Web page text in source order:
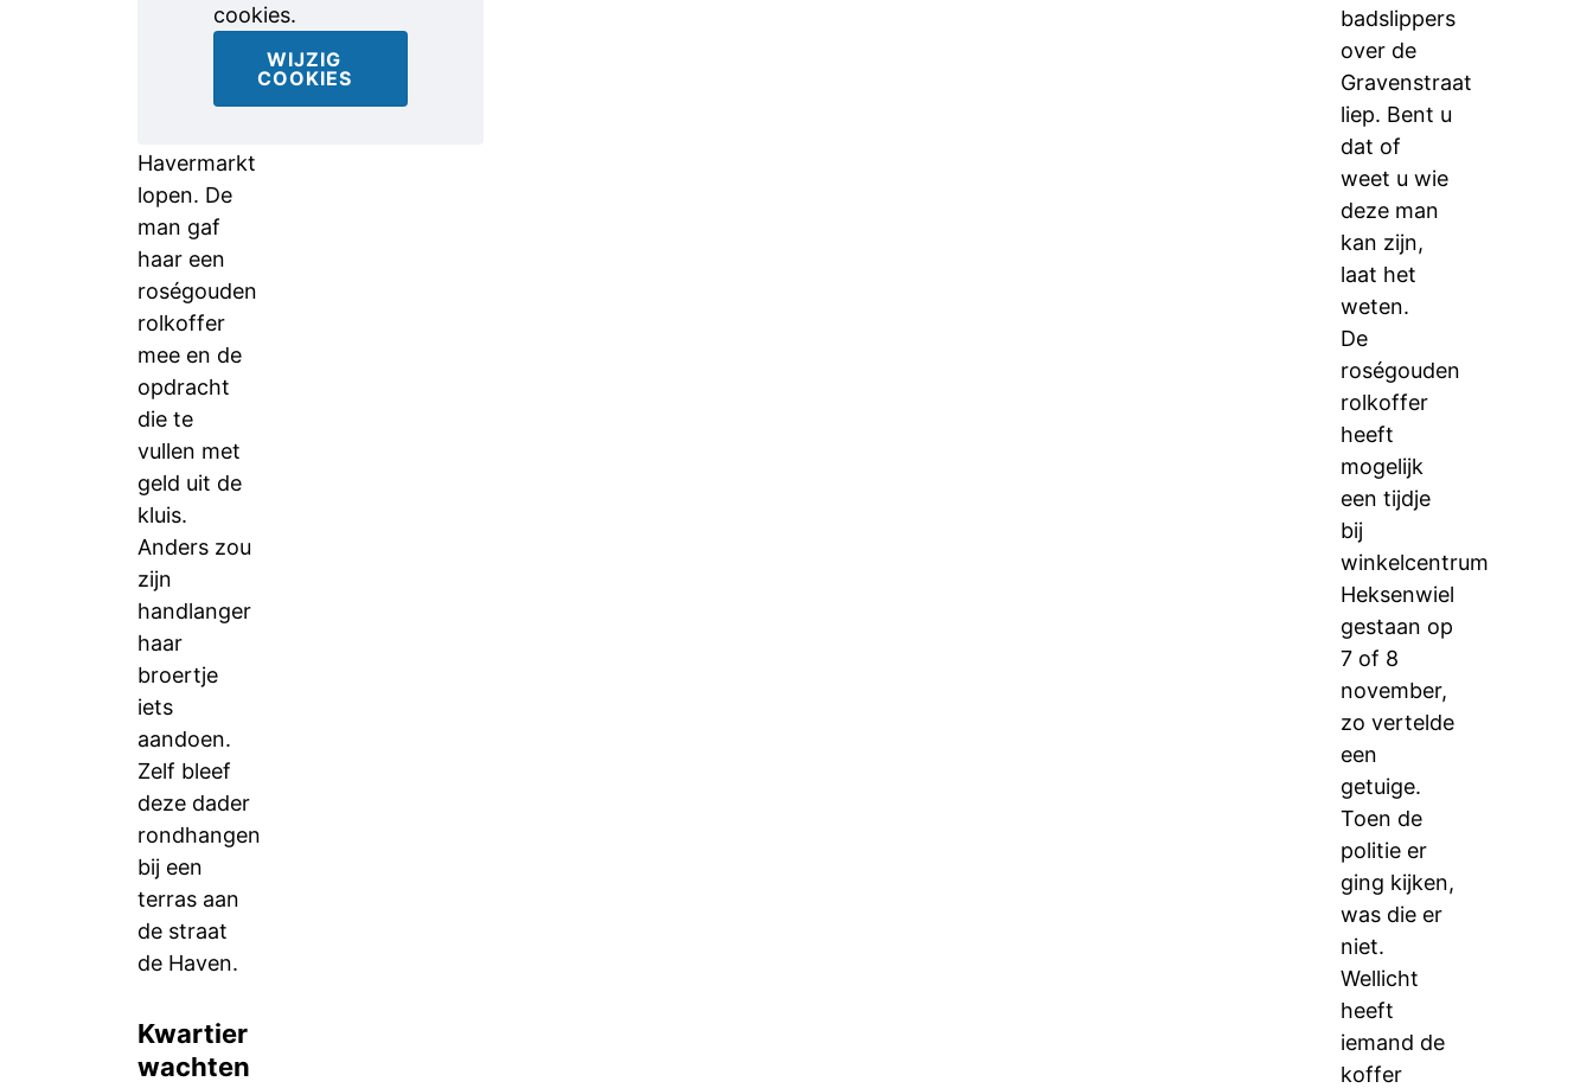
slachtoffer
casino aan
Havermarkt
lopen. De
man gaf
haar een
roségouden
rolkoffer
mee en de
opdracht
die te
vullen met
geld uit de
kluis.
Anders zou
zijn
handlanger
haar
broertje
iets
aandoen.
Zelf bleef
deze dader
rondhangen
bij een
terras aan
de straat
de Haven.
Kwartier
wachten
cookies.
WIJZIG
COOKIES
badslippers
over de
Gravenstraat
liep. Bent u
dat of
weet u wie
deze man
kan zijn,
laat het
weten.
De
roségouden
rolkoffer
heeft
mogelijk
een tijdje
bij
winkelcentrum
Heksenwiel
gestaan op
7 of 8
november,
zo vertelde
een
getuige.
Toen de
politie er
ging kijken,
was die er
niet.
Wellicht
heeft
iemand de
koffer